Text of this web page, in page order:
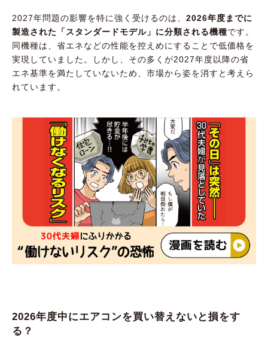
2027年問題の影響を特に強く受けるのは、 2026年度までに
製造された「スタンダードモデル」に分類される機種です。
同機種は、省エネなどの性能を控えめにすることで低価格を
実現していました。しかし、その多くが2027年度以降の省
エネ基準を満たしていないため、市場から姿を消すと考えら
れています。
2026年度中にエアコンを買い替えないと損をす
る？